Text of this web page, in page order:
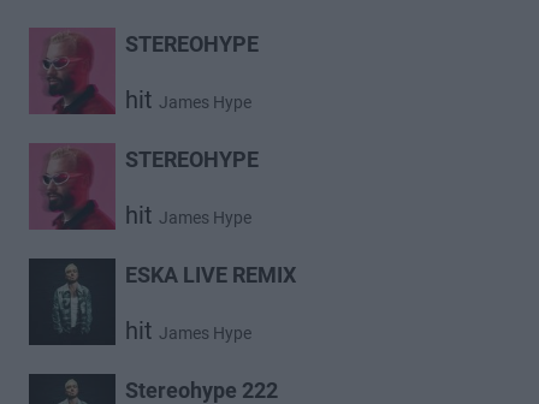
STEREOHYPE
hit James Hype
STEREOHYPE
hit James Hype
ESKA LIVE REMIX
hit James Hype
Stereohype 222